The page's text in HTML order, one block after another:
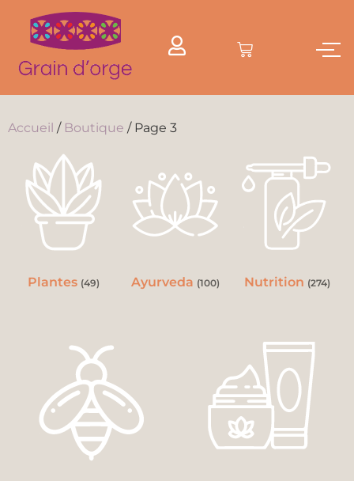
Accueil / Boutique / Page 3
Plantes (49) Ayurveda (100) Nutrition (274)